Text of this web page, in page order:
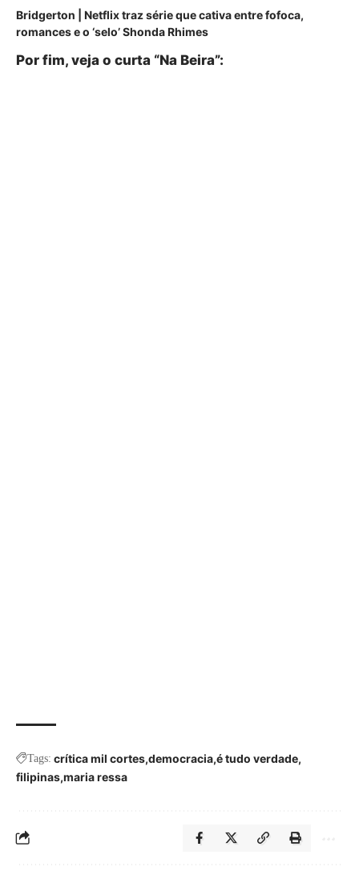
Bridgerton | Netflix traz série que cativa entre fofoca,
romances e o ‘selo’ Shonda Rhimes
Por fim, veja o curta “Na Beira”:
Tags: crítica mil cortes democracia é tudo verdade
filipinas maria ressa